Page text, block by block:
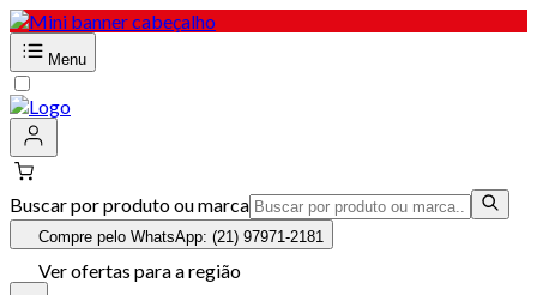
Menu
Buscar por produto ou marca
Compre pelo WhatsApp: (21) 97971-2181
Ver ofertas para a região